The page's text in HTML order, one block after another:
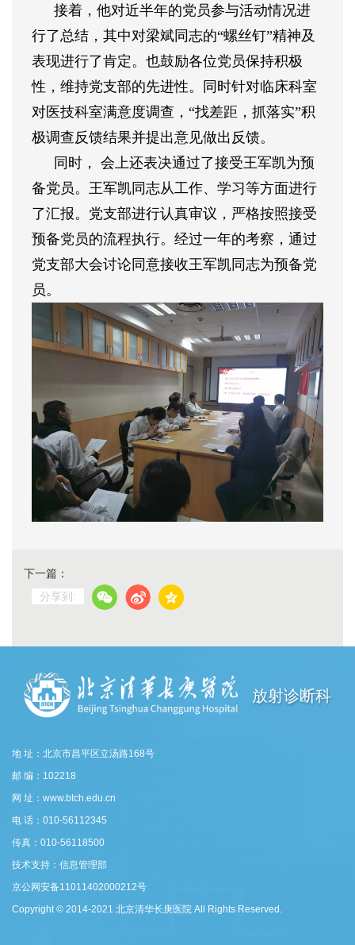
接着，他对近半年的党员参与活动情况进
行了总结，其中对梁斌同志的“螺丝钉”精神及
表现进行了肯定。也鼓励各位党员保持积极
性，维持党支部的先进性。同时针对临床科室
对医技科室满意度调查，“找差距，抓落实”积
极调查反馈结果并提出意见做出反馈。
同时， 会上还表决通过了接受王军凯为预
备党员。王军凯同志从工作、学习等方面进行
了汇报。党支部进行认真审议，严格按照接受
预备党员的流程执行。经过一年的考察， 通过
党支部大会讨论同意接收王军凯同志为预备党
员 。
下一篇：
分享到:
放射诊断科
地 址：北京市昌平区立汤路168号
邮 编：102218
网 址：www.btch.edu.cn
电 话：010-56112345
传真：010-56118500
技术支持：信息管理部
京公网安备11011402000212号
Copyright © 2014-2021 北京清华长庚医院 All Rights Reserved.